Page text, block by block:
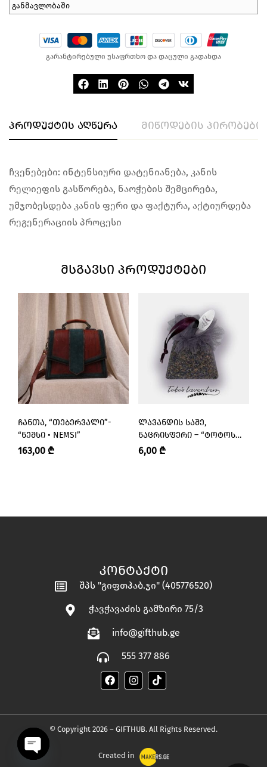
განმავლობაში
გარანტირებული უსაფრთხო და დაცული გადახდა
პროდუქტის აღწერა მიწოდების პირობები
ჩვენებები: ინტენსიური დატენიანება, კანის
რელიეფის გასწორება, ნაოჭების შემცირება,
უმჯობესდება კანის ფერი და ფაქტურა, აქტიურდება
რეგენერაციის პროცესი
ᲛᲡᲒᲐᲕᲡᲘ ᲞᲠᲝᲓᲣᲥᲢᲔᲑᲘ
ᲩᲐᲜᲗᲐ, “ᲗᲔᲑᲔᲠᲕᲐᲚᲘ”-
“ᲜᲔᲛᲡᲘ • NEMSI”
163,00 ₾
ᲚᲐᲕᲐᲜᲓᲘᲡ ᲡᲐᲨᲔ,
ᲜᲐᲪᲠᲘᲡᲤᲔᲠᲘ – “ᲢᲝᲢᲝᲡ
ᲚᲐᲕᲐᲜᲓᲔᲑᲘ • TOTO’S
6,00 ₾
ᲙᲝᲜᲢᲐᲥᲢᲘ
შპს "გიფთჰაბ.ჯი" (405776520)
ჭავჭავაძის გამზირი 75/3
info@gifthub.ge
555 377 886
© Copyright 2026 – GIFTHUB. All Rights Reserved.
Created in